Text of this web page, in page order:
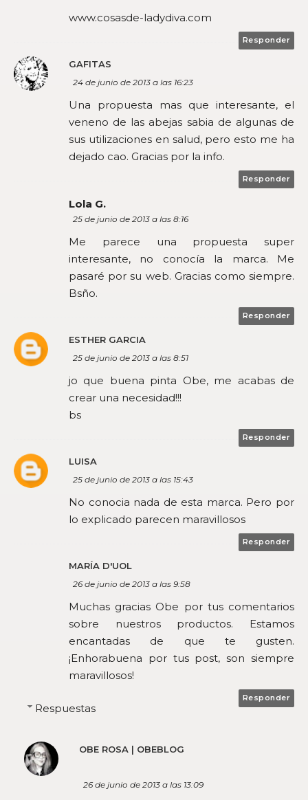
www.cosasde-ladydiva.com
Responder
GAFITAS
24 de junio de 2013 a las 16:23
Una propuesta mas que interesante, el
veneno de las abejas sabia de algunas de
sus utilizaciones en salud, pero esto me ha
dejado cao. Gracias por la info.
Responder
Lola G.
25 de junio de 2013 a las 8:16
Me parece una propuesta super
interesante, no conocía la marca. Me
pasaré por su web. Gracias como siempre.
Bsño.
Responder
ESTHER GARCIA
25 de junio de 2013 a las 8:51
jo que buena pinta Obe, me acabas de
crear una necesidad!!!
bs
Responder
LUISA
25 de junio de 2013 a las 15:43
No conocia nada de esta marca. Pero por
lo explicado parecen maravillosos
Responder
MARÍA D'UOL
26 de junio de 2013 a las 9:58
Muchas gracias Obe por tus comentarios
sobre nuestros productos. Estamos
encantadas de que te gusten.
¡Enhorabuena por tus post, son siempre
maravillosos!
Responder
Respuestas
OBE ROSA | OBEBLOG
26 de junio de 2013 a las 13:09